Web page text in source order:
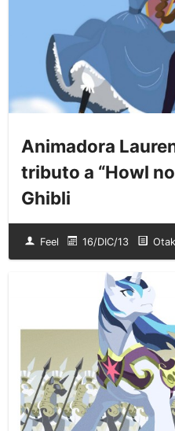
Animadora
tributo a “Howl
Ghibli
Feel 16/DIC/13